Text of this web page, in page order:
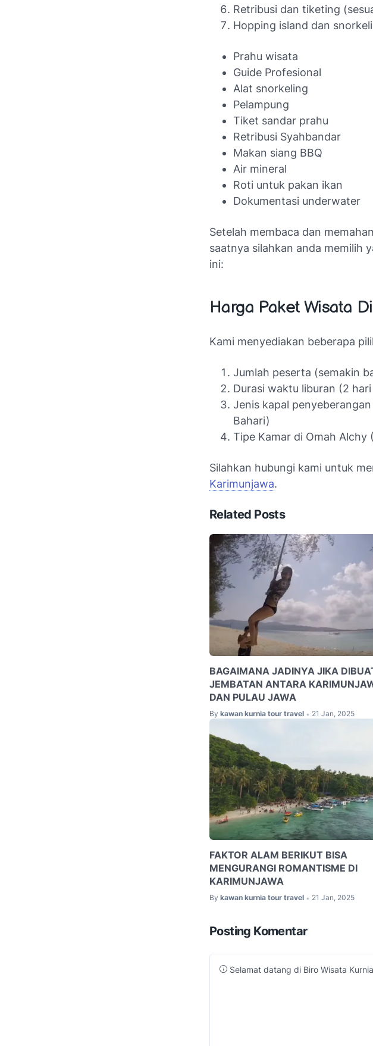
Retribusi dan tiketing
Hopping island dan
Prahu wisata
Guide Profesional
Alat snorkeling
Pelampung
Tiket sandar prahu
Retribusi Syahbandar
Makan siang BBQ
Air mineral
Roti untuk pakan ikan
Dokumentasi underwater
Setelah membaca dan
saatnya silahkan anda memilih
ini:
Harga Paket Wisata
Kami menyediakan beberapa
Jumlah peserta (semakin
Durasi waktu liburan (2
Jenis kapal
Bahari)
Tipe Kamar di Omah Alchy
Silahkan hubungi kami untuk
Karimunjawa.
Related Posts
BAGAIMANA JADINYA JIKA
JEMBATAN ANTARA
DAN PULAU JAWA
By kawan kurnia tour travel • 21 Jan, 2025
FAKTOR ALAM BERIKUT BISA
MENGURANGI ROMANTISME DI
KARIMUNJAWA
By kawan kurnia tour travel • 21 Jan, 2025
Posting Komentar
Selamat datang di Biro Wisata